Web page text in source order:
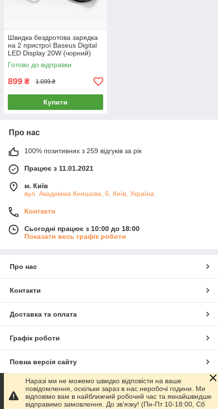
Швидка бездротова зарядка
на 2 пристрої Baseus Digital
LED Display 20W (чорний)
Готово до відправки
899 ₴ 1 099 ₴
Купити
Про нас
100% позитивних з 259 відгуків за рік
Працює з 11.01.2021
м. Київ
вул. Академіка Книшовa, 6, Київ, Україна
Контакти
Сьогодні працює з 10:00 до 18:00
Показати весь графік роботи
Про нас
Контакти
Доставка та оплата
Графік роботи
Повна версія сайту
Сайт створено на маркетплейсі Prom.ua
Наразі ми не можемо швидко відповісти на ваше
повідомлення, оскільки зараз в нас неробочі години. Ми
відповімо вам в найближчий робочий час та якнайшвидше
відправимо замовлення. До зв'язку! (Пн-Пт 10-18:00, Сб